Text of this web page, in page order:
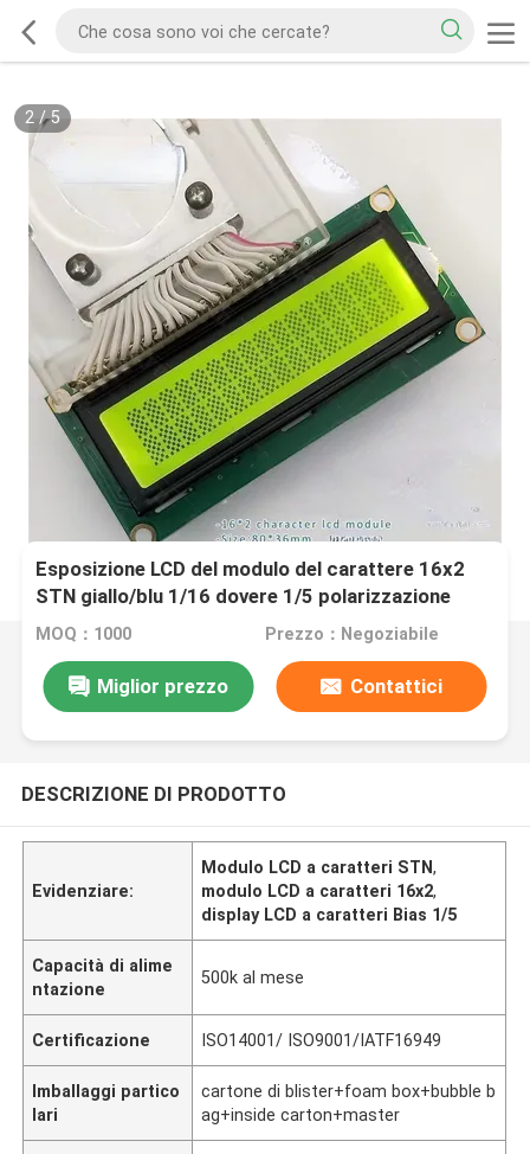
2/5
Esposizione LCD del modulo del carattere 16x2
STN giallo/blu 1/16 dovere 1/5 polarizzazione
PCB+PIN
MOQ：1000 Prezzo：Negoziabile
Miglior prezzo Contattici
DESCRIZIONE DI PRODOTTO
Evidenziare:
Modulo LCD a caratteri STN,
modulo LCD a caratteri 16x2,
display LCD a caratteri Bias 1/5
Capacità di alime
ntazione
500k al mese
Certificazione ISO14001/ ISO9001/IATF16949
Imballaggi partico
lari
cartone di blister+foam box+bubble b
ag+inside carton+master